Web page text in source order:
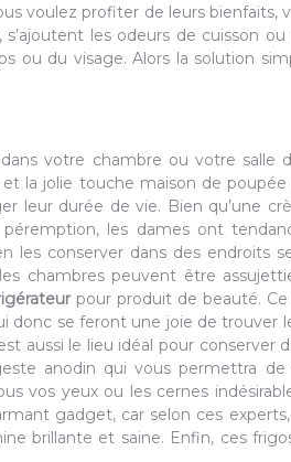
voulez profiter de leurs bienfaits,
les odeurs de cuisson
ou du visage. Alors la solution
votre chambre ou votre salle
la jolie touche maison de poupée
leur durée de vie. Bien qu’une
les dames ont
les conserver dans des endroits
chambres peuvent être
pour produit de beauté.
se feront une joie de trouver
aussi le lieu idéal pour conserver
anodin qui vous permettra de
vos yeux ou les cernes
gadget, car selon ces
brillante et saine. Enfin, ces